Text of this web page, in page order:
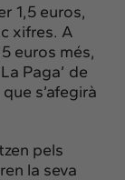
1,5 euros,
xifres. A
euros més,
Paga’ de
s’afegirà
pels
la seva